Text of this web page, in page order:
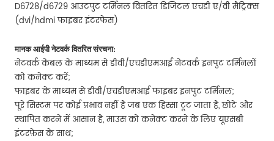
D6728/d6729 आउटपुट टर्मिनल वितरित डिजिटल एचडी ए/वी मैट्रिक्स
(dvi/hdmi फाइबर इंटरफेस)
मानक आईपी नेटवर्क वितरित संरचना:
नेटवर्क केबल के माध्यम से डीवी/एचडीएमआई नेटवर्क इनपुट टर्मिनलों
को कनेक्ट करें;
फाइबर के माध्यम से डीवी/एचडीएमआई फाइबर इनपुट टर्मिनल;
पूरे सिस्टम पर कोई प्रभाव नहीं है जब एक हिस्सा टूट जाता है, छोटे और
स्थापित करने में आसान है, माउस को कनेक्ट करने के लिए यूएसबी
इंटरफ़ेस के साथ;